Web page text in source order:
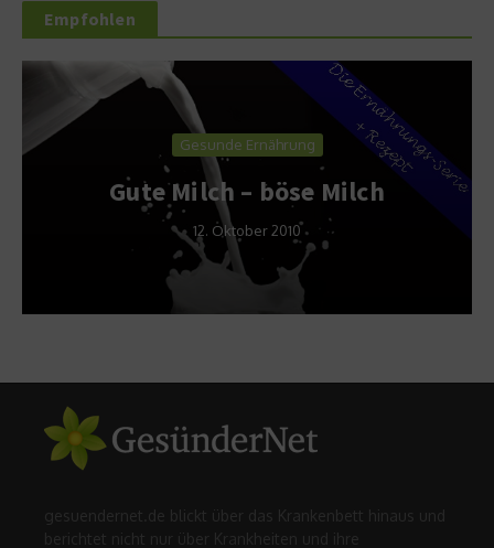
Empfohlen
Gesunde Ernährung
Gute Milch – böse Milch
12. Oktober 2010
gesuendernet.de blickt über das Krankenbett hinaus und
berichtet nicht nur über Krankheiten und ihre